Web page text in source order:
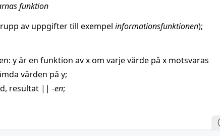
funktion
av uppgiftertill exempel informationsfunktionen);
y är en funktion av x om varjevärde på x motsvaras
värden på y;
, resultat || -en;